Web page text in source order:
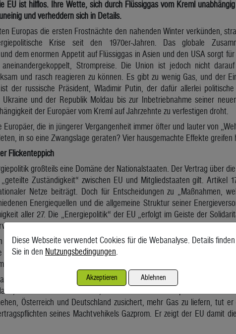
EU ist hilflos. Ihre Wette, sich durch Flüssiggas vom Kreml
und verheddern sich in Details.
Europas die ersten Frostnächte den nahenden Winter verkünden,
Krise seit den 1970er-Jahren. Das globale
dem enormen Appetit auf Flüssiggas in Asien und den USA sorgt
Strompreise. Die Union ist jedoch nicht
und rasch reagieren zu können. Es gibt zu wenig Gas, und der
der russische Präsident, Wladimir Putin, der dafür allerlei
und der Republik Moldau bis zur Inbetriebnahme seiner
der Europäer vom Kreml auf Jahrzehnte zu verfestigen droht.
Europäer, die in jüngerer Vergangenheit immer öfter und lauter von
in so eine Zwangslage geraten? Vier hausgemachte Effekte greifen
Flickenteppich
großteils eine Domäne der Nationalstaaten. Der Vertrag über
Zuständigkeit“ zwischen EU und Mitgliedstaaten gilt. Artikel
Netze beiträgt. Doch für Entscheidungen zu „Maßnahmen,
Energiequellen und die allgemeine Struktur seiner
aller 27. Die „Energiepolitik“ der EU „erfolgt im Geiste der
oder des Funktionierens des Binnenmarkts.“
ist das vernünftig. Zu unterschiedlich sind Topografie,
Vorlieben in den Mitgliedstaaten. Die EU soll nur gewährleisten, dass
und dass die Elektronen hurtig von einem Ende Europas an das
– und das ist der zweite hausgemachte Grund für die aktueller
dass die Union keine ist, sondern sich einfach spalten lässt.
Österreich und Deutschland zusichert, mehr Gas zu liefern, tut
seines Machtvehikels Gazprom. Er zeigt der EU damit
Diese Webseite verwendet Cookies für die Webanalyse. Details finden
Sie in den Nutzungsbedingungen.
Akzeptieren Ablehnen